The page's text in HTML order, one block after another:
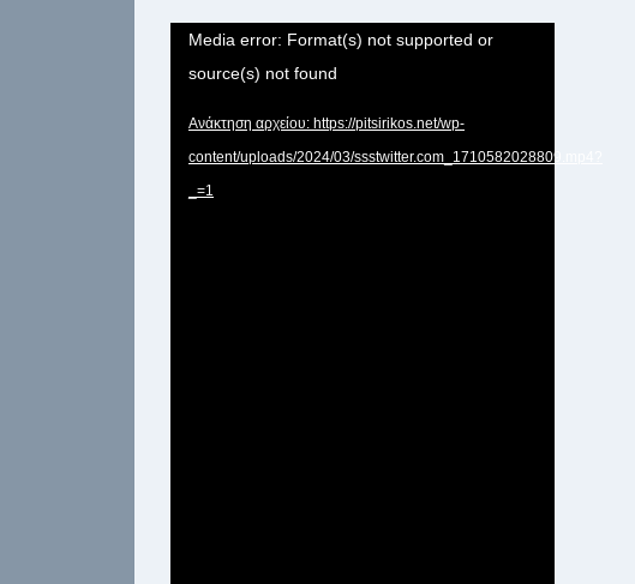
Πρόγραμμα
Αναπαραγωγής
Media error: Format(s) not supported or
source(s) not found
Ανάκτηση αρχείου: https://pitsirikos.net/wp-
content/uploads/2024/03/ssstwitter.com_1710582028809.mp4?
_=1